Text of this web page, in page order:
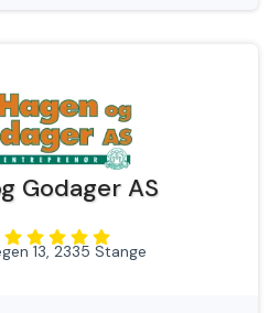
Godager AS
13, 2335 Stange